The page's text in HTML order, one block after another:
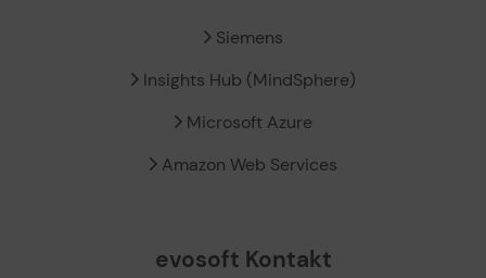
Siemens
Insights Hub (MindSphere)
Microsoft Azure
Amazon Web Services
evosoft Kontakt